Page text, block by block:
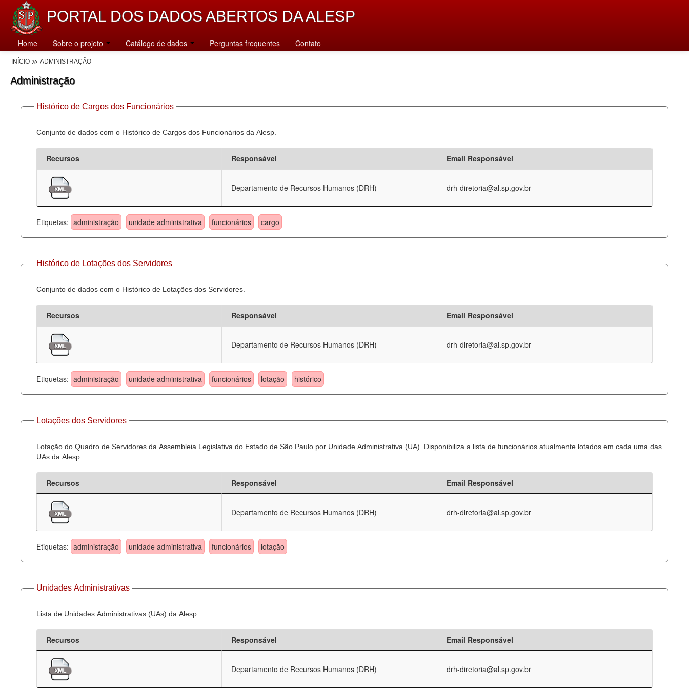
PORTAL DOS DADOS ABERTOS DA ALESP
Home Sobre o projeto Catálogo de dados Perguntas frequentes Contato
INÍCIO ADMINISTRAÇÃO
Administração
Histórico de Cargos dos Funcionários
Conjunto de dados com o Histórico de Cargos dos Funcionários da Alesp.
Recursos Responsável Email Responsável
Departamento de Recursos Humanos (DRH) drh-diretoria@al.sp.gov.br
Etiquetas: administração unidade administrativa funcionários cargo
Histórico de Lotações dos Servidores
Conjunto de dados com o Histórico de Lotações dos Servidores.
Recursos Responsável Email Responsável
Departamento de Recursos Humanos (DRH) drh-diretoria@al.sp.gov.br
Etiquetas: administração unidade administrativa funcionários lotação histórico
Lotações dos Servidores
Lotação do Quadro de Servidores da Assembleia Legislativa do Estado de São Paulo por Unidade Administrativa (UA). Disponibiliza a lista de funcionários atualmente lotados em cada uma das
UAs da Alesp.
Recursos Responsável Email Responsável
Departamento de Recursos Humanos (DRH) drh-diretoria@al.sp.gov.br
Etiquetas: administração unidade administrativa funcionários lotação
Unidades Administrativas
Lista de Unidades Administrativas (UAs) da Alesp.
Recursos Responsável Email Responsável
Departamento de Recursos Humanos (DRH) drh-diretoria@al.sp.gov.br